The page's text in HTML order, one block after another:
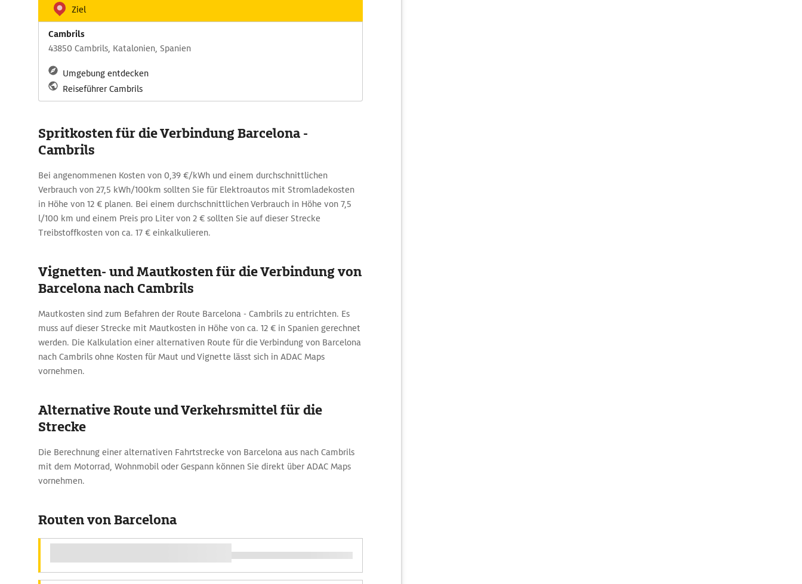
Ziel
Cambrils
43850 Cambrils, Katalonien, Spanien
Umgebung entdecken
Reiseführer Cambrils
Spritkosten für die Verbindung Barcelona -
Cambrils
Bei angenommenen Kosten von 0,39 €/kWh und einem durchschnittlichen
Verbrauch von 27,5 kWh/100km sollten Sie für Elektroautos mit Stromladekosten
in Höhe von 12 € planen. Bei einem durchschnittlichen Verbrauch in Höhe von 7,5
l/100 km und einem Preis pro Liter von 2 € sollten Sie auf dieser Strecke
Treibstoffkosten von ca. 17 € einkalkulieren.
Vignetten- und Mautkosten für die Verbindung von
Barcelona nach Cambrils
Mautkosten sind zum Befahren der Route Barcelona - Cambrils zu entrichten. Es
muss auf dieser Strecke mit Mautkosten in Höhe von ca. 12 € in Spanien gerechnet
werden. Die Kalkulation einer alternativen Route für die Verbindung von Barcelona
nach Cambrils ohne Kosten für Maut und Vignette lässt sich in ADAC Maps
vornehmen.
Alternative Route und Verkehrsmittel für die
Strecke
Die Berechnung einer alternativen Fahrtstrecke von Barcelona aus nach Cambrils
mit dem Motorrad, Wohnmobil oder Gespann können Sie direkt über ADAC Maps
vornehmen.
Routen von Barcelona